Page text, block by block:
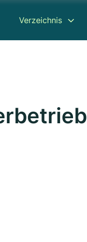
Verzeichnis